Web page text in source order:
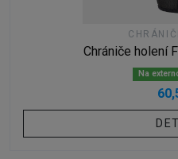
Chrániče holení
Na